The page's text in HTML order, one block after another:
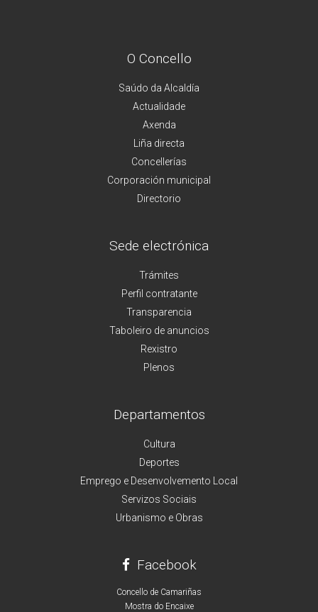
O Concello
Saúdo da Alcaldía
Actualidade
Axenda
Liña directa
Concellerías
Corporación municipal
Directorio
Sede electrónica
Trámites
Perfil contratante
Transparencia
Taboleiro de anuncios
Rexistro
Plenos
Departamentos
Cultura
Deportes
Emprego e Desenvolvemento Local
Servizos Sociais
Urbanismo e Obras
Facebook
Concello de Camariñas
Mostra do Encaixe